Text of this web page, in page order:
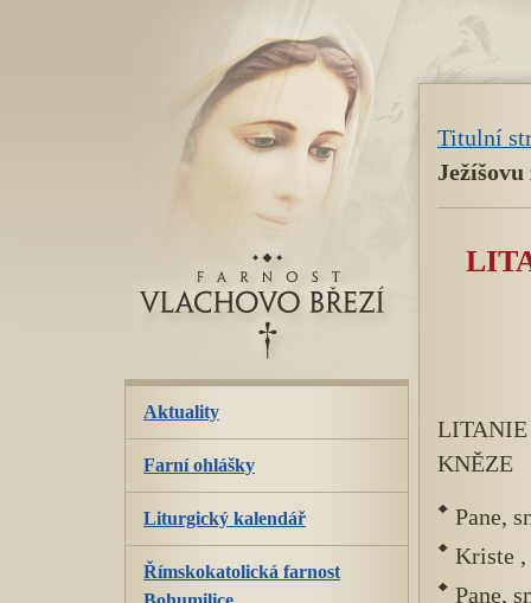
Titulní
Ježíšovu
LITANIE
KNĚZE
Pane,
Kriste
Pane,
Aktuality
Farní ohlášky
Liturgický kalendář
Římskokatolická farnost